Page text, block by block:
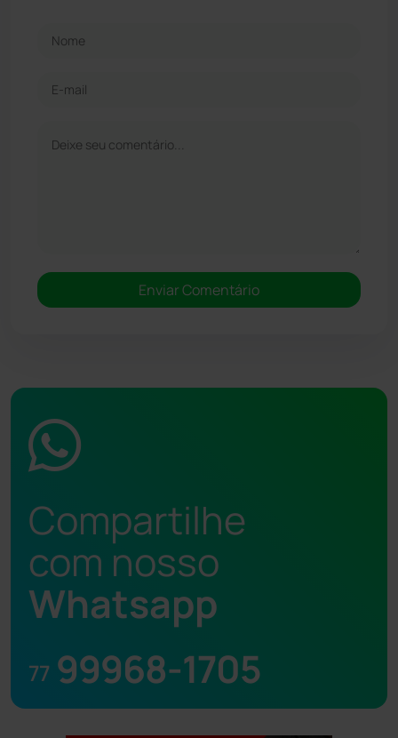
Compartilhe
com nosso
Whatsapp
77 99968-1705